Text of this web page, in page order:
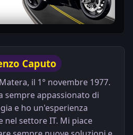
Caputo
il 1° novembre 1977.
sempre appassionato di
e ho un'esperienza
nel settore IT. Mi piace